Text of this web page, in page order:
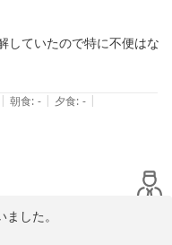
た。
していたので特に不便はな
対応していただき、ボー
で雨でも楽しめました。
ることなども教えていただ
出を作ることができまし
することをお勧めします。
| 朝食: - | 夕食: - |
した。
イミングが良かったです